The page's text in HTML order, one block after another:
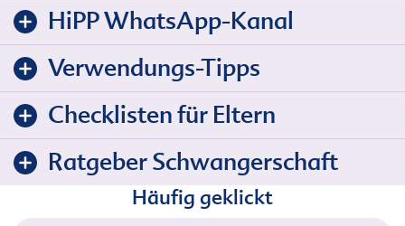
HiPP WhatsApp-Kanal
Verwendungs-Tipps
Checklisten für Eltern
Ratgeber Schwangerschaft
Häufig geklickt